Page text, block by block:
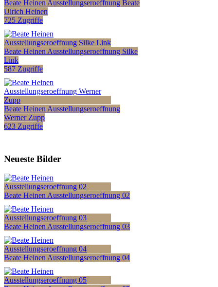
Beate Heinen Ausstellungseroeffnung Beate
Ulrich Heinen
725 Zugriffe
Beate Heinen Ausstellungseroeffnung Silke
Link
587 Zugriffe
Beate Heinen Ausstellungseroeffnung
Werner Zupp
623 Zugriffe
Neueste Bilder
Beate Heinen Ausstellungseroeffnung 02
Beate Heinen Ausstellungseroeffnung 03
Beate Heinen Ausstellungseroeffnung 04